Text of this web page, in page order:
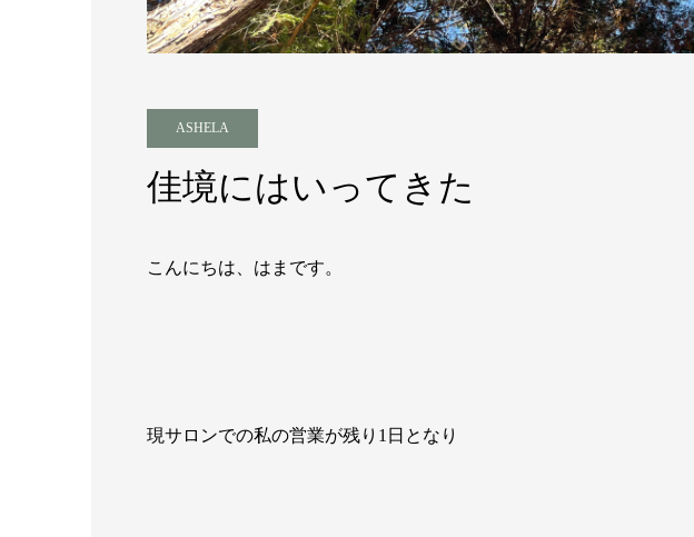
ASHELA
佳境にはいってきた
こんにちは、はまです。
現サロンでの私の営業が残り1日となり